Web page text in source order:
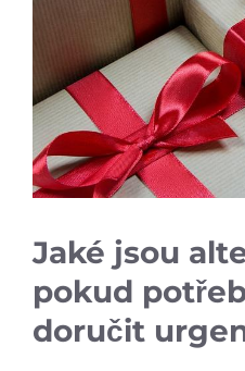
Jaké jsou
pokud
doručit